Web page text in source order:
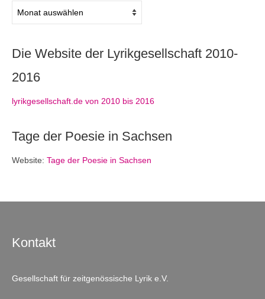
Die Website der Lyrikgesellschaft 2010-
2016
lyrikgesellschaft.de von 2010 bis 2016
Tage der Poesie in Sachsen
Website: Tage der Poesie in Sachsen
Kontakt
Gesellschaft für zeitgenössische Lyrik e.V.